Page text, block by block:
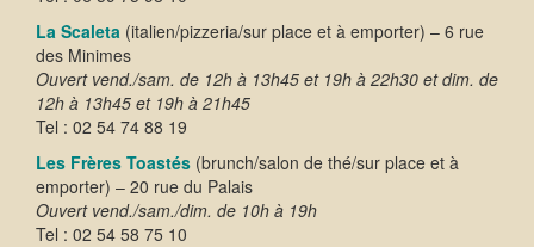
La Scaleta (italien/pizzeria/sur place et à emporter) – 6 rue
des Minimes
Ouvert vend./sam. de 12h à 13h45 et 19h à 22h30 et dim. de
12h à 13h45 et 19h à 21h45
Tel : 02 54 74 88 19
Les Frères Toastés (brunch/salon de thé/sur place et à
emporter) – 20 rue du Palais
Ouvert vend./sam./dim. de 10h à 19h
Tel : 02 54 58 75 10